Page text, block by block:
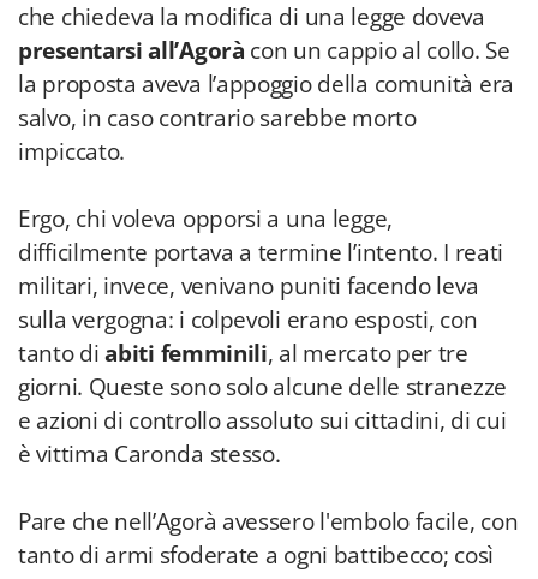
che chiedeva la modifica di una legge doveva
presentarsi all’Agorà con un cappio al collo. Se
la proposta aveva l’appoggio della comunità era
salvo, in caso contrario sarebbe morto
impiccato.
Ergo, chi voleva opporsi a una legge,
difficilmente portava a termine l’intento. I reati
militari, invece, venivano puniti facendo leva
sulla vergogna: i colpevoli erano esposti, con
tanto diabiti femminili, al mercato per tre
giorni. Queste sono solo alcune delle stranezze
e azioni di controllo assoluto sui cittadini, di cui
è vittima Caronda stesso.
Pare che nell’Agorà avessero l'embolo facile, con
tanto di armi sfoderate a ogni battibecco; così